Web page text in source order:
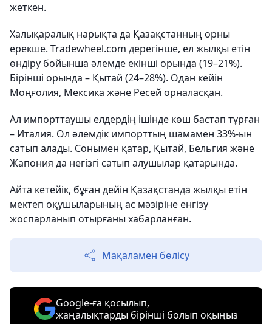
жеткен.
Халықаралық нарықта да Қазақстанның орны
ерекше. Tradewheel.com дерегінше, ел жылқы етін
өндіру бойынша әлемде екінші орында (19–21%).
Бірінші орында – Қытай (24–28%). Одан кейін
Моңғолия, Мексика және Ресей орналасқан.
Ал импорттаушы елдердің ішінде көш бастап тұрған
– Италия. Ол әлемдік импорттың шамамен 33%-ын
сатып алады. Сонымен қатар, Қытай, Бельгия және
Жапония да негізгі сатып алушылар қатарында.
Айта кетейік, бұған дейін Қазақстанда жылқы етін
мектеп оқушыларының ас мәзіріне енгізу
жоспарланып отырғаны хабарланған.
Мақаламен бөлісу
Google-ға қосылып,
жаңалықтарды бірінші болып оқыңыз